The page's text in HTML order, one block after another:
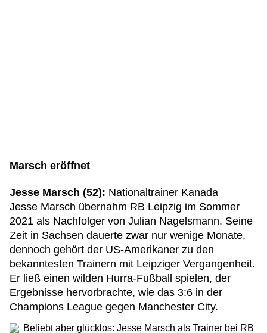
Marsch eröffnet
Jesse Marsch (52): Nationaltrainer Kanada
Jesse Marsch übernahm RB Leipzig im Sommer
2021 als Nachfolger von Julian Nagelsmann. Seine
Zeit in Sachsen dauerte zwar nur wenige Monate,
dennoch gehört der US-Amerikaner zu den
bekanntesten Trainern mit Leipziger Vergangenheit.
Er ließ einen wilden Hurra-Fußball spielen, der
Ergebnisse hervorbrachte, wie das 3:6 in der
Champions League gegen Manchester City.